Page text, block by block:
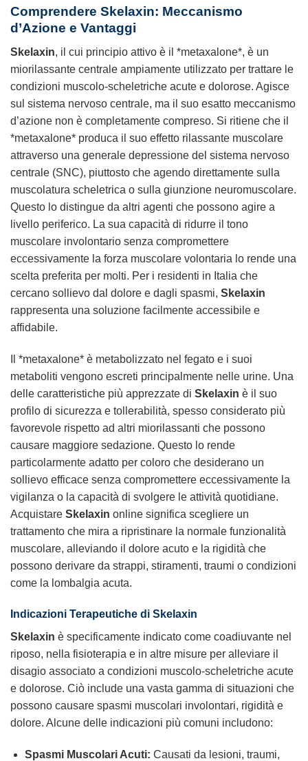
Comprendere Skelaxin: Meccanismo
d’Azione e Vantaggi
Skelaxin, il cui principio attivo è il *metaxalone*, è un
miorilassante centrale ampiamente utilizzato per trattare le
condizioni muscolo-scheletriche acute e dolorose. Agisce
sul sistema nervoso centrale, ma il suo esatto meccanismo
d’azione non è completamente compreso. Si ritiene che il
*metaxalone* produca il suo effetto rilassante muscolare
attraverso una generale depressione del sistema nervoso
centrale (SNC), piuttosto che agendo direttamente sulla
muscolatura scheletrica o sulla giunzione neuromuscolare.
Questo lo distingue da altri agenti che possono agire a
livello periferico. La sua capacità di ridurre il tono
muscolare involontario senza compromettere
eccessivamente la forza muscolare volontaria lo rende una
scelta preferita per molti. Per i residenti in Italia che
cercano sollievo dal dolore e dagli spasmi, Skelaxin
rappresenta una soluzione facilmente accessibile e
affidabile.
Il *metaxalone* è metabolizzato nel fegato e i suoi
metaboliti vengono escreti principalmente nelle urine. Una
delle caratteristiche più apprezzate di Skelaxin è il suo
profilo di sicurezza e tollerabilità, spesso considerato più
favorevole rispetto ad altri miorilassanti che possono
causare maggiore sedazione. Questo lo rende
particolarmente adatto per coloro che desiderano un
sollievo efficace senza compromettere eccessivamente la
vigilanza o la capacità di svolgere le attività quotidiane.
Acquistare Skelaxin online significa scegliere un
trattamento che mira a ripristinare la normale funzionalità
muscolare, alleviando il dolore acuto e la rigidità che
possono derivare da strappi, stiramenti, traumi o condizioni
come la lombalgia acuta.
Indicazioni Terapeutiche di Skelaxin
Skelaxin è specificamente indicato come coadiuvante nel
riposo, nella fisioterapia e in altre misure per alleviare il
disagio associato a condizioni muscolo-scheletriche acute
e dolorose. Ciò include una vasta gamma di situazioni che
possono causare spasmi muscolari involontari, rigidità e
dolore. Alcune delle indicazioni più comuni includono:
Spasmi Muscolari Acuti: Causati da lesioni, traumi,